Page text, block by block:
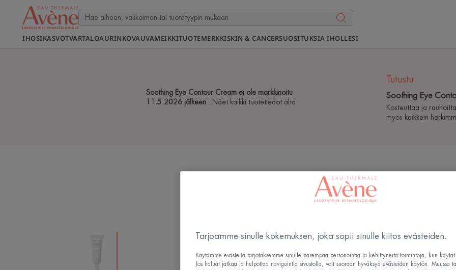
IHOSIKASVOTVARTALOAURINKOVAUVAMEIKKITUOTEMERKKISKIN & CANCERSUOSITUKSIA IHOLLESI
Soothing Eye Contour Cream ei ole markkinoitu
11.5.2026 jälkeen
. Näet kaikki tuotetiedot alta.
Tutustu
Soothing Eye
Kosteuttaa ja
myös kaikkein
Cream
Pysyvä
Rauhoittaa -
Tarjoamme sinulle kokemuksen, joka sopii sinulle kiitos evästeiden.
Käytämme evästeitä tarjotaksemme sinulle parempaa personointia ja kehittyneitä toimintoja, kun käytät
Jos haluat jatkaa ja helpottaa navigointia sivustolla, voit suoraan hyväksyä evästeiden käytön. Muussa